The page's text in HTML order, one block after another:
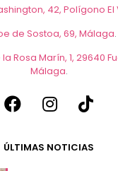
42, Polígono El
de Sostoa, 69, Málaga.
Rosa Marín, 1, 29640
Málaga.
ÚLTIMAS NOTICIAS